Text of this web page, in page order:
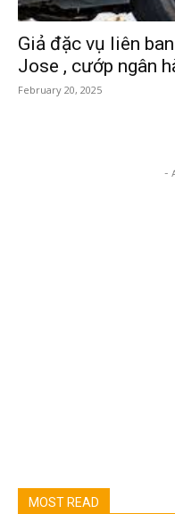
Giả đặc vụ liên
Jose , cướp ngân
February 20, 2025
-
MOST READ